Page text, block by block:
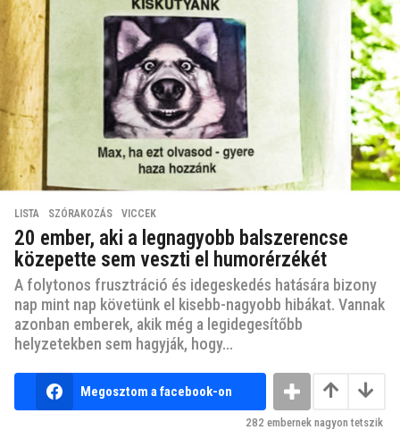
LISTA ,SZÓRAKOZÁS ,VICCEK
20 ember, aki a legnagyobb balszerencse
közepette sem veszti el humorérzékét
A folytonos frusztráció és idegeskedés hatására bizony
nap mint nap követünk el kisebb-nagyobb hibákat. Vannak
azonban emberek, akik még a legidegesítőbb
helyzetekben sem hagyják, hogy...
Megosztom a facebook-on
282 embernek nagyon tetszik